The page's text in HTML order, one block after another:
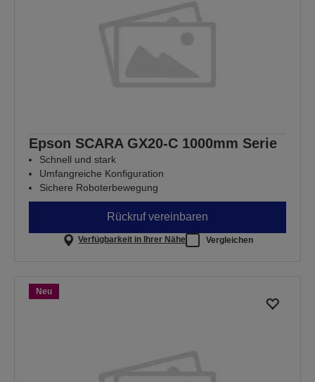
Epson SCARA GX20-C 1000mm Serie
Schnell und stark
Umfangreiche Konfiguration
Sichere Roboterbewegung
Rückruf vereinbaren
Verfügbarkeit in Ihrer Nähe Vergleichen
Neu